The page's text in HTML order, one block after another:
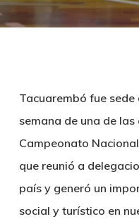
Tacuarembó fue
semana de una de
Campeonato
que reunió a
país y generó un
social y turístico en